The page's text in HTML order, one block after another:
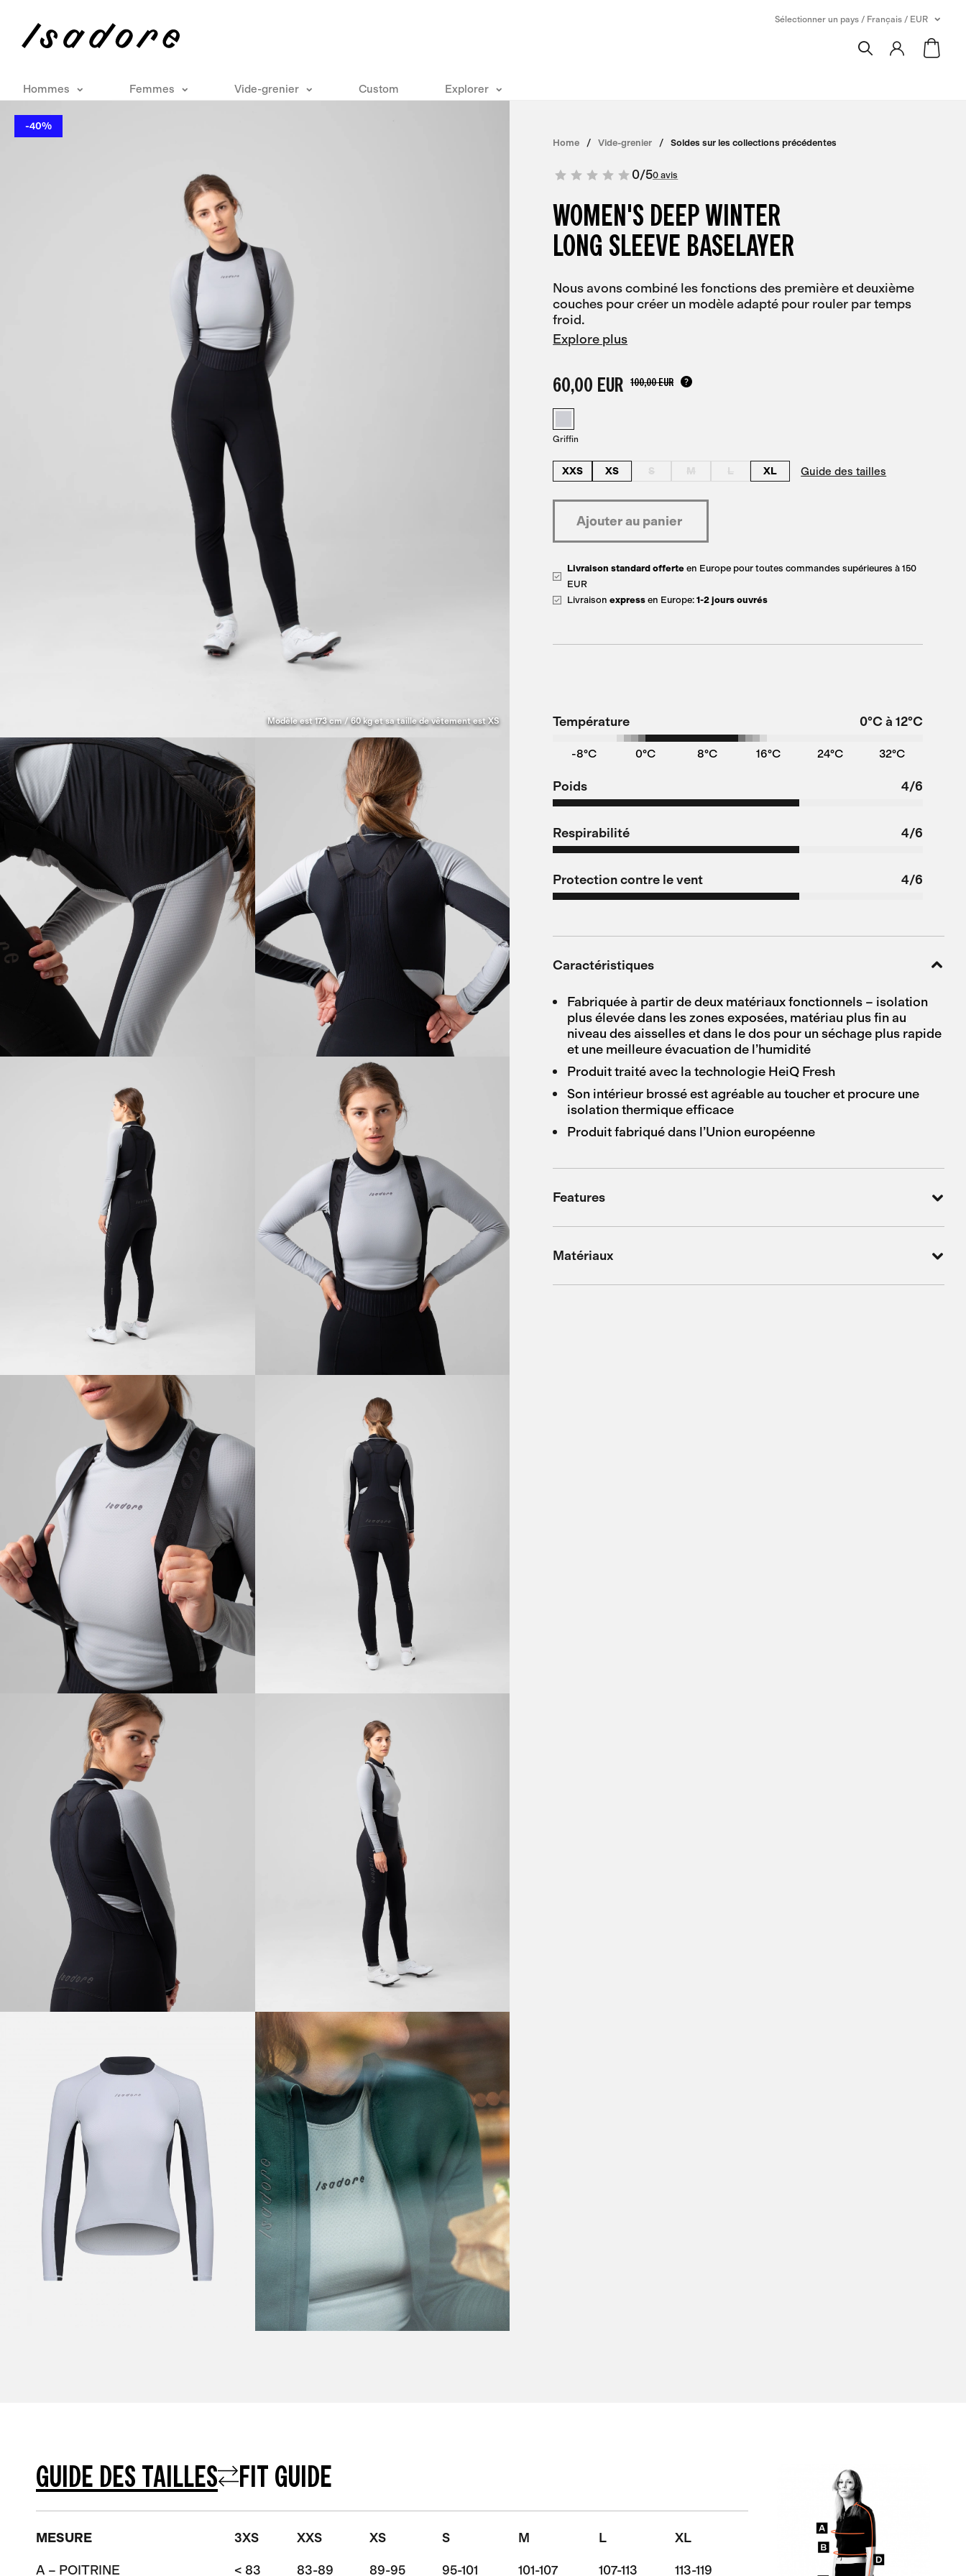
Sélectionner un pays / Français / EUR
Hommes Femmes Vide-grenier Custom Explorer
Modèle est 173 cm / 60 kg et sa taille de vêtement est XS
-40%
Home Vide-grenier Soldes sur les collections précédentes
0/50 avis
WOMEN'S DEEP WINTER
LONG SLEEVE BASELAYER
Nous avons combiné les fonctions des première et deuxième
couches pour créer un modèle adapté pour rouler par temps
froid.
Explore plus
60,00 EUR 100,00 EUR
Griffin
XXS XS S M L XL Guide des tailles
Livraison standard offerte en Europe pour toutes commandes supérieures à 150
EUR
Livraisonexpress en Europe:1-2 jours ouvrés
Température 0°C à 12°C
-8°C 0°C 8°C 16°C 24°C 32°C
Poids 4/6
Respirabilité 4/6
Protection contre le vent 4/6
Caractéristiques
Fabriquée à partir de deux matériaux fonctionnels – isolation
plus élevée dans les zones exposées, matériau plus fin au
niveau des aisselles et dans le dos pour un séchage plus rapide
et une meilleure évacuation de l’humidité
Produit traité avec la technologie HeiQ Fresh
Son intérieur brossé est agréable au toucher et procure une
isolation thermique efficace
Produit fabriqué dans l’Union européenne
Features
Matériaux
GUIDE DES TAILLES FIT GUIDE
MESURE 3XS XXS XS S M L XL
A – POITRINE < 83 83-89 89-95 95-101 101-107 107-113 113-119